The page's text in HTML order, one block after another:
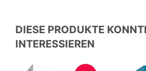
DIESE PRODUKTE
INTERESSIEREN